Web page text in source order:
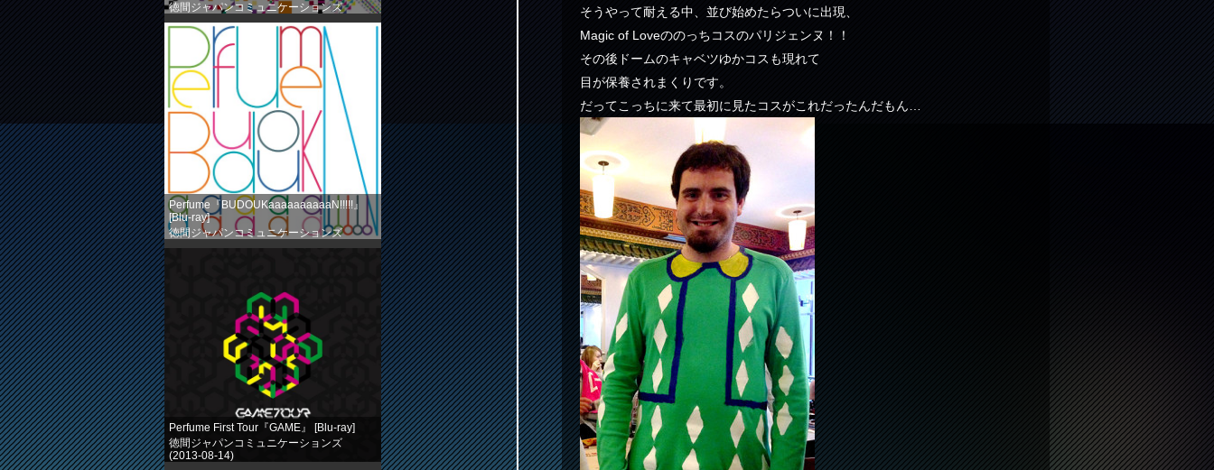
徳間ジャパンコミュニケーションズ
(2013-08-14)
売り上げランキング: 584
Perfume『BUDOUKaaaaaaaaaaN!!!!!』
[Blu-ray]
徳間ジャパンコミュニケーションズ
(2013-08-14)
Perfume First Tour『GAME』 [Blu-ray]
徳間ジャパンコミュニケーションズ
(2013-08-14)
そうやって耐える中、並び始めたらついに出現、
Magic of Loveののっちコスのパリジェンヌ！！
その後ドームのキャベツゆかコスも現れて
目が保養されまくりです。
だってこっちに来て最初に見たコスがこれだったんだもん…